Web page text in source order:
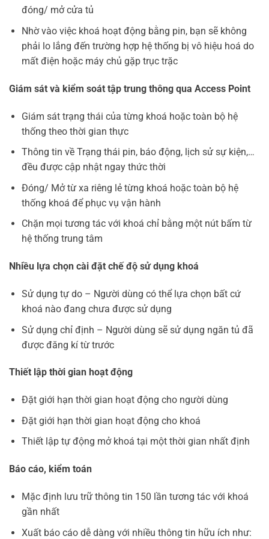
đóng/ mở cửa tủ
Nhờ vào việc khoá hoạt động bằng pin, bạn sẽ không
phải lo lắng đến trường hợp hệ thống bị vô hiệu hoá do
mất điện hoặc máy chủ gặp trục trặc
Giám sát và kiểm soát tập trung thông qua Access Point
Giám sát trạng thái của từng khoá hoặc toàn bộ hệ
thống theo thời gian thực
Thông tin về Trạng thái pin, báo động, lịch sử sự kiện,…
đều được cập nhật ngay thức thời
Đóng/ Mở từ xa riêng lẻ từng khoá hoặc toàn bộ hệ
thống khoá để phục vụ vận hành
Chặn mọi tương tác với khoá chỉ bằng một nút bấm từ
hệ thống trung tâm
Nhiều lựa chọn cài đặt chế độ sử dụng khoá
Sử dụng tự do – Người dùng có thể lựa chọn bất cứ
khoá nào đang chưa được sử dụng
Sử dụng chỉ định – Người dùng sẽ sử dụng ngăn tủ đã
được đăng kí từ trước
Thiết lập thời gian hoạt động
Đặt giới hạn thời gian hoạt động cho người dùng
Đặt giới hạn thời gian hoạt động cho khoá
Thiết lập tự động mở khoá tại một thời gian nhất định
Báo cáo, kiểm toán
Mặc định lưu trữ thông tin 150 lần tương tác với khoá
gần nhất
Xuất báo cáo dễ dàng với nhiều thông tin hữu ích như: